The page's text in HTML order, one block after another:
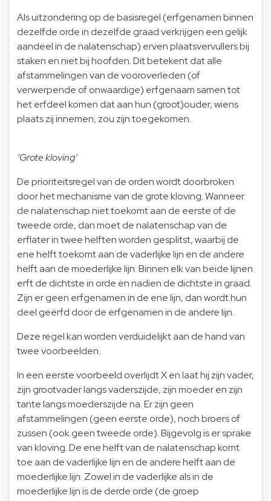
Als uitzondering op de basisregel (erfgenamen binnen
dezelfde orde in dezelfde graad verkrijgen een gelijk
aandeel in de nalatenschap) erven plaatsvervullers bij
staken en niet bij hoofden. Dit betekent dat alle
afstammelingen van de vooroverleden (of
verwerpende of onwaardige) erfgenaam samen tot
het erfdeel komen dat aan hun (groot)ouder, wiens
plaats zij innemen, zou zijn toegekomen.
‘Grote kloving’
De prioriteitsregel van de orden wordt doorbroken
door het mechanisme van de grote kloving. Wanneer
de nalatenschap niet toekomt aan de eerste of de
tweede orde, dan moet de nalatenschap van de
erflater in twee helften worden gesplitst, waarbij de
ene helft toekomt aan de vaderlijke lijn en de andere
helft aan de moederlijke lijn. Binnen elk van beide lijnen
erft de dichtste in orde en nadien de dichtste in graad.
Zijn er geen erfgenamen in de ene lijn, dan wordt hun
deel geërfd door de erfgenamen in de andere lijn.
Deze regel kan worden verduidelijkt aan de hand van
twee voorbeelden.
In een eerste voorbeeld overlijdt X en laat hij zijn vader,
zijn grootvader langs vaderszijde, zijn moeder en zijn
tante langs moederszijde na. Er zijn geen
afstammelingen (geen eerste orde), noch broers of
zussen (ook geen tweede orde). Bijgevolg is er sprake
van kloving. De ene helft van de nalatenschap komt
toe aan de vaderlijke lijn en de andere helft aan de
moederlijke lijn. Zowel in de vaderlijke als in de
moederlijke lijn is de derde orde (de groep